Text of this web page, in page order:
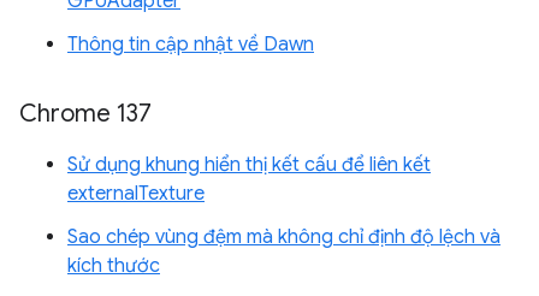
Thông tin cập nhật về Dawn
Chrome 137
Sử dụng khung hiển thị kết cấu để liên kết
externalTexture
Sao chép vùng đệm mà không chỉ định độ lệch và
kích thước